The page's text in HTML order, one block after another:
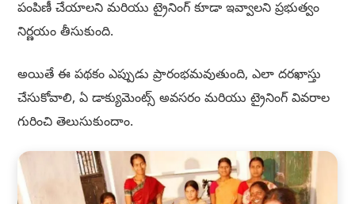
పంపిణీ చేయాలని మరియు ట్రైనింగ్ కూడా ఇవ్వాలని ప్రభుత్వం
నిర్ణయం తీసుకుంది.
అయితే ఈ పథకం ఎప్పుడు ప్రారంభమవుతుంది, ఎలా దరఖాస్తు
చేసుకోవాలి, ఏ డాక్యుమెంట్స్ అవసరం మరియు ట్రైనింగ్ వివరాల
గురించి తెలుసుకుందాం.